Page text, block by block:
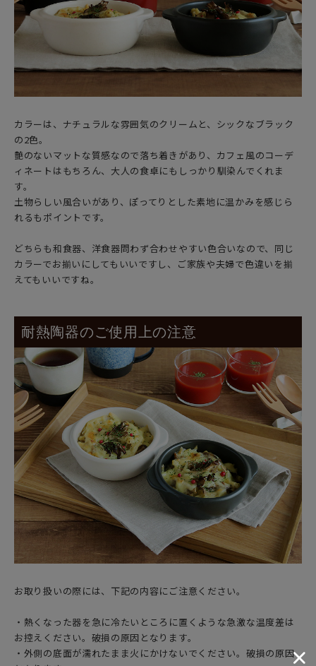
カラーは、ナチュラルな雰囲気のクリームと、シックなブラック
の2色。
艶のないマットな質感なので落ち着きがあり、カフェ風のコーデ
ィネートはもちろん、大人の食卓にもしっかり馴染んでくれま
す。
土物らしい風合いがあり、ぽってりとした素地に温かみを感じら
れるもポイントです。
どちらも和食器、洋食器問わず合わせやすい色合いなので、同じ
カラーでお揃いにしてもいいですし、ご家族や夫婦で色違いを揃
えてもいいですね。
耐熱陶器のご使用上の注意
お取り扱いの際には、下記の内容にご注意ください。
・熱くなった器を急に冷たいところに置くような急激な温度差は
お控えください。破損の原因となります。
・外側の底面が濡れたまま火にかけないでください。破損の原因